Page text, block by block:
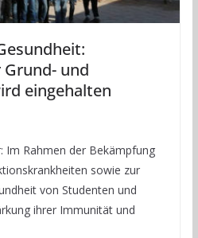
und
eingehalten
Im Rahmen der Bekämpfung
sowie zur
von Studenten und
ihrer Immunität und